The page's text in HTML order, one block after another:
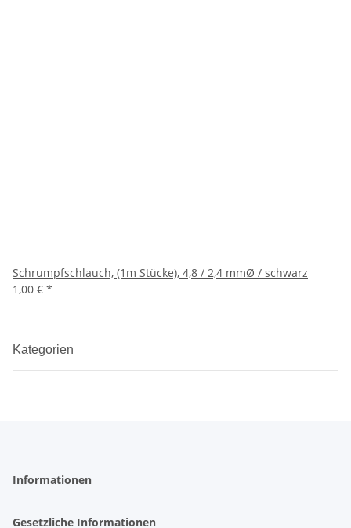
Schrumpfschlauch, (1m Stücke), 4,8 / 2,4 mmØ / schwarz
1,00 € *
Kategorien
Informationen
Gesetzliche Informationen